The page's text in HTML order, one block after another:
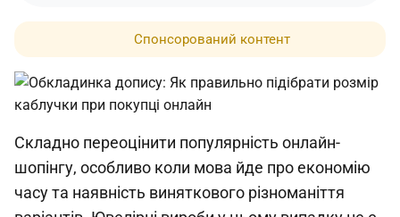
Спонсорований контент
Складно переоцінити популярність онлайн-
шопінгу, особливо коли мова йде про економію
часу та наявність виняткового різноманіття